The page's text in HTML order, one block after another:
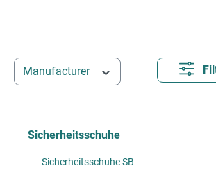
Manufacturer
Sicherheitsschuhe
Sicherheitsschuhe SB